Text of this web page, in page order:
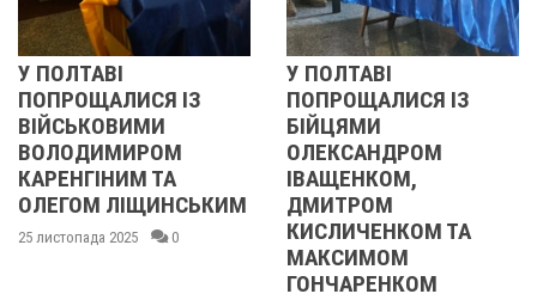
У ПОЛТАВІ
ПОПРОЩАЛИСЯ ІЗ
БІЙЦЯМИ
ОЛЕКСАНДРОМ
ІВАЩЕНКОМ,
ДМИТРОМ
КИСЛИЧЕНКОМ ТА
РЕВОЛЮЦІЯ
2013 ОЧИМА
УЧАСНИЦІ
21 листопада 2025